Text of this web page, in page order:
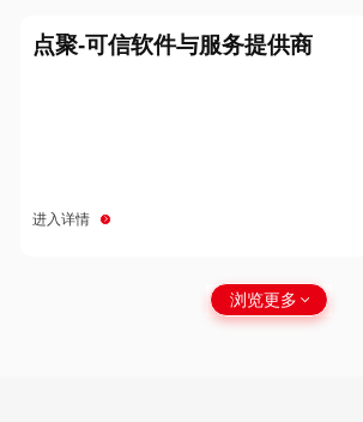
点聚-可信软件与服务提供商
进入详情
浏览更多